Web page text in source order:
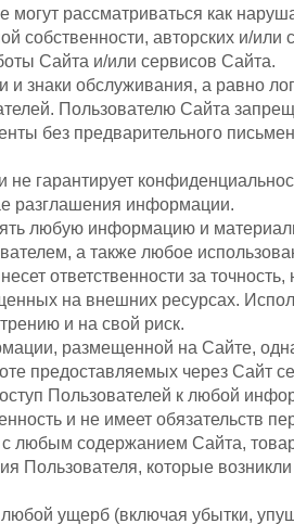
могут рассматриваться как
собственности, авторских и/
Сайта и/или сервисов Сайта.
знаки обслуживания, а равно
Пользователю Сайта
без предварительного
не гарантирует
разглашения информации.
любую информацию и
а также любое
ответственности за
на внешних ресурсах.
и на свой риск.
размещенной на Сайте,
предоставляемых через Сайт
Пользователей к любой
и не имеет обязательств
содержанием Сайта,
которые
ущерб (включая убытки,